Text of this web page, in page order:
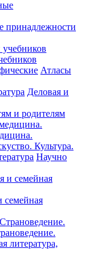
принадлежности
Атласы
Деловая и
и родителям
Культура.
Научно
семейная